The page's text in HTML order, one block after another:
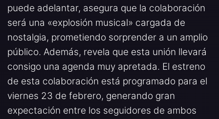
puede adelantar, asegura que la colaboración
será una «explosión musical» cargada de
nostalgia, prometiendo sorprender a un amplio
público. Además, revela que esta unión llevará
consigo una agenda muy apretada. El estreno
de esta colaboración está programado para el
viernes 23 de febrero, generando gran
expectación entre los seguidores de ambos